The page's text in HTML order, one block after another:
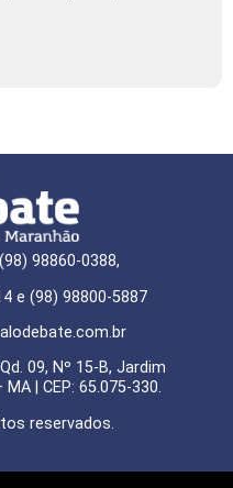
98860-0388,
e (98) 98800-5887
09, Nº 15-B, Jardim
| CEP: 65.075-330.
reservados.